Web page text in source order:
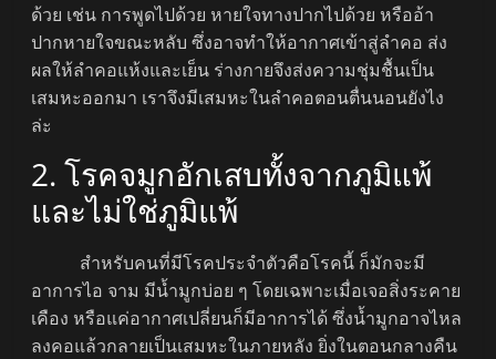
ด้วย เช่น การพูดไปด้วย หายใจทางปากไปด้วย หรืออ้า
ปากหายใจขณะหลับ ซึ่งอาจทำให้อากาศเข้าสู่ลำคอ ส่ง
ผลให้ลำคอแห้งและเย็น ร่างกายจึงส่งความชุ่มชื้นเป็น
เสมหะออกมา เราจึงมีเสมหะในลำคอตอนตื่นนอนยังไง
ล่ะ
2. โรคจมูกอักเสบทั้งจากภูมิแพ้
และไม่ใช่ภูมิแพ้
สำหรับคนที่มีโรคประจำตัวคือโรคนี้ ก็มักจะมี
อาการไอ จาม มีน้ำมูกบ่อย ๆ โดยเฉพาะเมื่อเจอสิ่งระคาย
เคือง หรือแค่อากาศเปลี่ยนก็มีอาการได้ ซึ่งน้ำมูกอาจไหล
ลงคอแล้วกลายเป็นเสมหะในภายหลัง ยิ่งในตอนกลางคืน